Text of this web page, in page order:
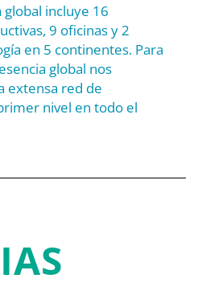
incluye 16
9 oficinas y 2
en 5 continentes. Para
global nos
extensa red de
nivel en todo el